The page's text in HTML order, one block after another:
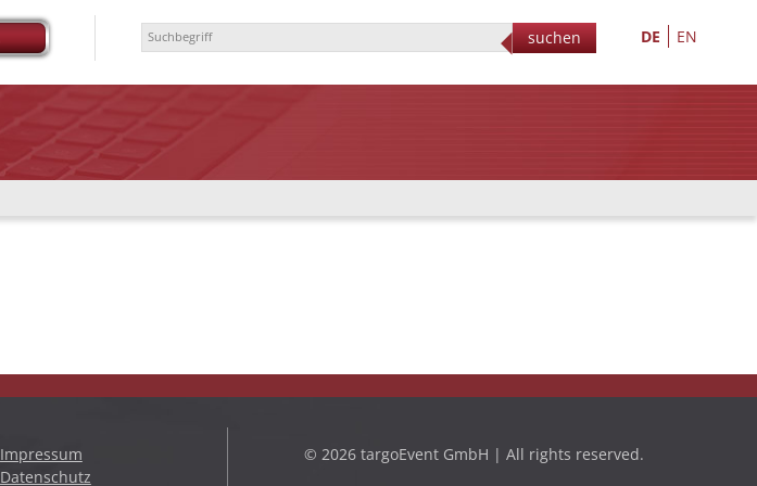
DE EN
suchen
Impressum
Datenschutz
© 2026 targoEvent GmbH | All rights reserved.